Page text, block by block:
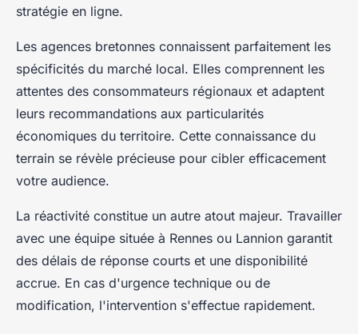
stratégie en ligne.
Les agences bretonnes connaissent parfaitement les
spécificités du marché local. Elles comprennent les
attentes des consommateurs régionaux et adaptent
leurs recommandations aux particularités
économiques du territoire. Cette connaissance du
terrain se révèle précieuse pour cibler efficacement
votre audience.
La réactivité constitue un autre atout majeur. Travailler
avec une équipe située à Rennes ou Lannion garantit
des délais de réponse courts et une disponibilité
accrue. En cas d'urgence technique ou de
modification, l'intervention s'effectue rapidement.